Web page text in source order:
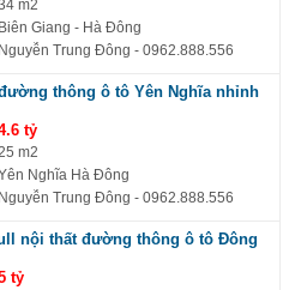
m2
Biên Giang - Hà Đông
Nguyễn Trung Đông - 0962.888.556
thông ô tô Yên Nghĩa nhỉnh
tỷ
m2
Nghĩa Hà Đông
Nguyễn Trung Đông - 0962.888.556
nội thất đường thông ô tô Đông
tỷ